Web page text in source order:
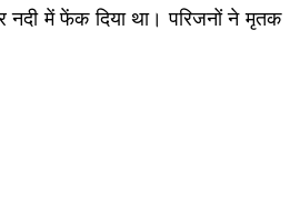
नदी में फेंक दिया था। परिजनों ने मृतक